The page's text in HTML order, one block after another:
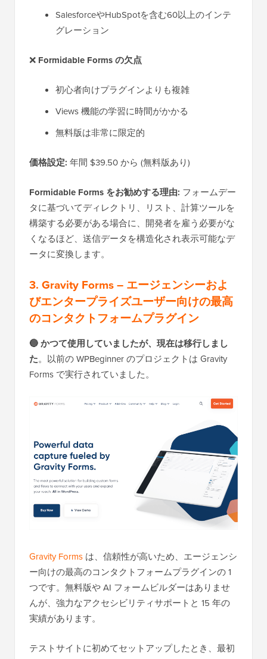
SalesforceやHubSpotを含む60以上のインテ
グレーション
❌ Formidable Forms の欠点
初心者向けプラグインよりも複雑
Views 機能の学習に時間がかかる
無料版は非常に限定的
価格設定: 年間 $39.50 から (無料版あり)
Formidable Forms をお勧めする理由: フォームデー
タに基づいてディレクトリ、リスト、計算ツールを
構築する必要がある場合に、開発者を雇う必要がな
くなるほど、送信データを構造化され表示可能なデ
ータに変換します。
3. Gravity Forms – エージェンシーおよ
びエンタープライズユーザー向けの最高
のコンタクトフォームプラグイン
🔵 かつて使用していましたが、現在は移行しまし
た。以前の WPBeginner のプロジェクトは Gravity
Forms で実行されていました。
Gravity Forms は、信頼性が高いため、エージェンシ
ー向けの最高のコンタクトフォームプラグインの 1
つです。無料版や AI フォームビルダーはありませ
んが、強力なアクセシビリティサポートと 15 年の
実績があります。
テストサイトに初めてセットアップしたとき、最初